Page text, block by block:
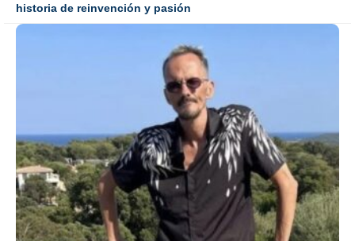
historia de reinvención y pasión